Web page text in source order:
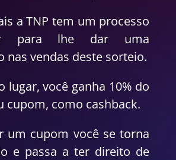
a TNP tem um processo
para lhe dar uma
nas vendas deste sorteio.
lugar, você ganha 10% do
cupom, como cashback.
um cupom você se torna
e passa a ter direito de